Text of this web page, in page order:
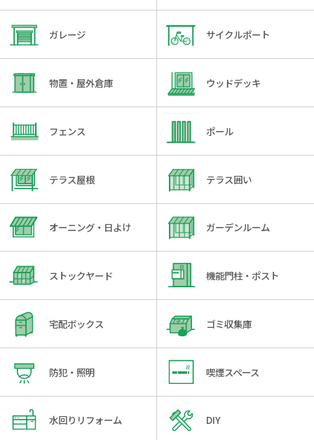
ガレージ サイクルポート
物置・屋外倉庫 ウッドデッキ
フェンス ポール
テラス屋根 テラス囲い
オーニング・日よけ ガーデンルーム
ストックヤード 機能門柱・ポスト
宅配ボックス ゴミ収集庫
防犯・照明 喫煙スペース
水回りリフォーム DIY